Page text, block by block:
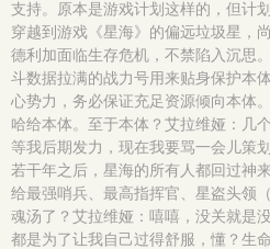
支持。原本是游戏计划这样的，但计
穿越到游戏《星海》的偏远垃圾星，
德利加面临生存危机，不禁陷入沉
斗数据拉满的战力号用来贴身保护本
心势力，务必保证充足资源倾向本体
哈给本体。至于本体？艾拉维娅：几
等我后期发力，现在我要骂一会儿策
若干年之后，星海的所有人都回过神
给最强哨兵、最高指挥官、星盗头领
魂汤了？艾拉维娅：嘻嘻，没关就是
都是为了让我自己过得舒服，懂？生